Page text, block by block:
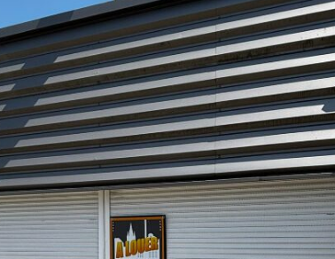
CONNEXION
Mot de passe perdu ?